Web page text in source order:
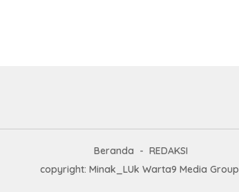
Beranda
REDAKSI
copyright: Minak_LUk Warta9 Media Group